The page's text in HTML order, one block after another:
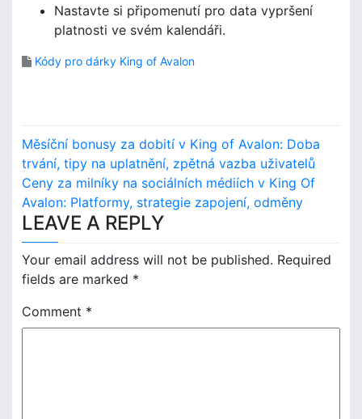
Nastavte si připomenutí pro data vypršení
platnosti ve svém kalendáři.
Kódy pro dárky King of Avalon
P
o
s
t
n
a
v
Měsíční bonusy za dobití v King of Avalon: Doba
trvání, tipy na uplatnění, zpětná vazba uživatelů
Ceny za milníky na sociálních médiích v King Of
Avalon: Platformy, strategie zapojení, odměny
LEAVE A REPLY
Your email address will not be published. Required
fields are marked *
Comment *